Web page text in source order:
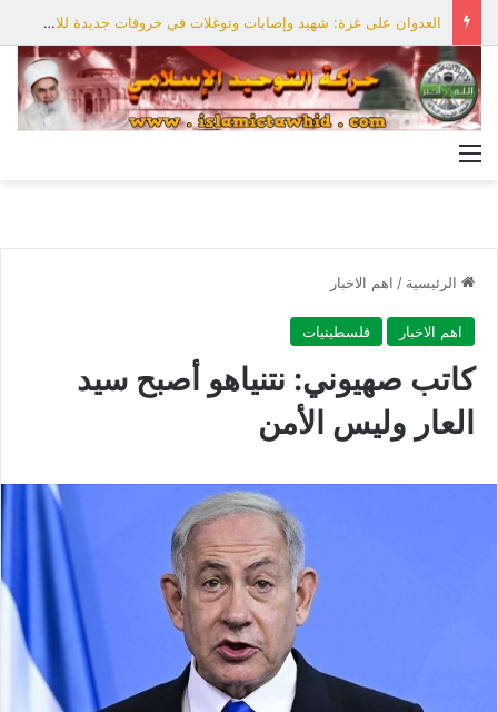
العدوان على غزة: شهيد وإصابات وتوغلات في خروقات جديدة للاحتلال
الرئيسية / اهم الاخبار
اهم الاخبار فلسطينيات
كاتب صهيوني: نتنياهو أصبح سيد
العار وليس الأمن